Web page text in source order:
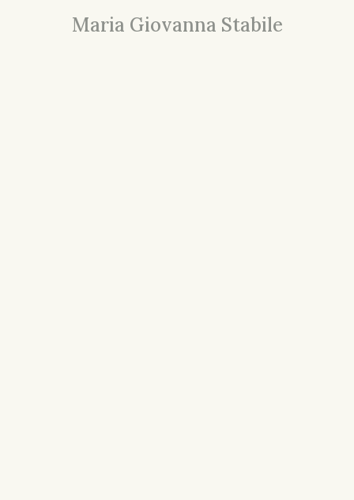
Maria Giovanna Stabile